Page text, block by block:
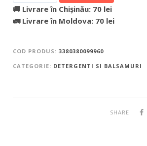
🚚 Livrare în Chișinău: 70 lei
🚛 Livrare în Moldova: 70 lei
COD PRODUS: 3380380099960
CATEGORIE: DETERGENTI SI BALSAMURI
SHARE